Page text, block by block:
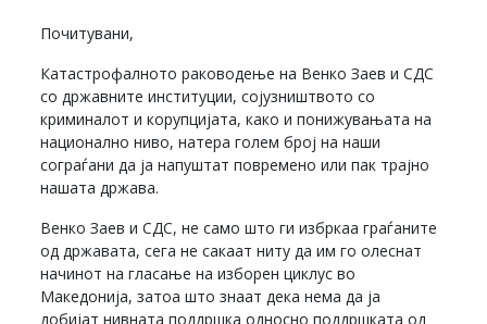
Почитувани,
Катастрофалното раководење на Венко Заев и СДС
со државните институции, сојузништвото со
криминалот и корупцијата, како и понижувањата на
национално ниво, натера голем број на наши
сограѓани да ја напуштат повремено или пак трајно
нашата држава.
Венко Заев и СДС, не само што ги избркаа граѓаните
од државата, сега не сакаат ниту да им го олеснат
начинот на гласање на изборен циклус во
Македонија, затоа што знаат дека нема да ја
добијат нивната поддршка односно поддршката од